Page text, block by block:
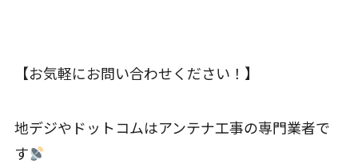
【お気軽にお問い合わせください！】
地デジやドットコムはアンテナ工事の専門業者で
す